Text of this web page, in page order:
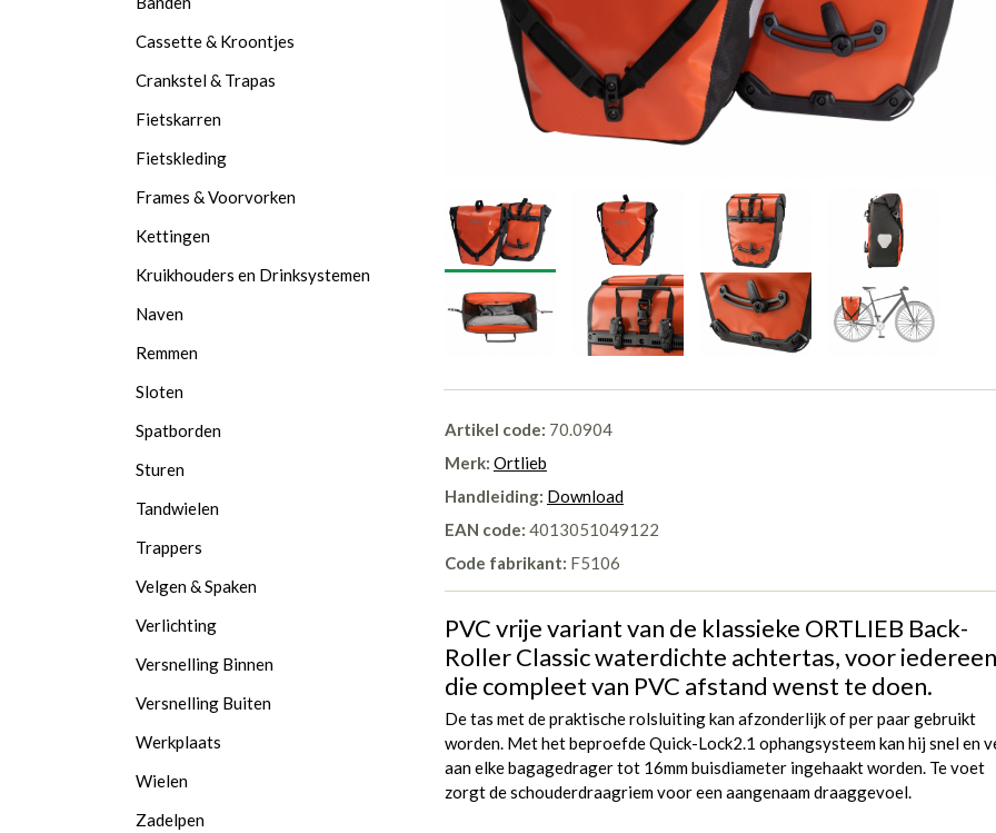
Artikel code: 70.0904
Merk: Ortlieb
Handleiding: Download
EAN code: 4013051049122
Code fabrikant: F5106
PVC vrije variant van de klassieke ORTLIEB Back-
Roller Classic waterdichte achtertas, voor iedereen
die compleet van PVC afstand wenst te doen.
De tas met de praktische rolsluiting kan afzonderlijk of per paar gebruikt
worden. Met het beproefde Quick-Lock2.1 ophangsysteem kan hij snel en
aan elke bagagedrager tot 16mm buisdiameter ingehaakt worden. Te voet
zorgt de schouderdraagriem voor een aangenaam draaggevoel.
Cassette & Kroontjes
Crankstel & Trapas
Fietskarren
Fietskleding
Frames & Voorvorken
Kettingen
Kruikhouders en Drinksystemen
Naven
Remmen
Sloten
Spatborden
Sturen
Tandwielen
Trappers
Velgen & Spaken
Verlichting
Versnelling Binnen
Versnelling Buiten
Werkplaats
Wielen
Zadelpen